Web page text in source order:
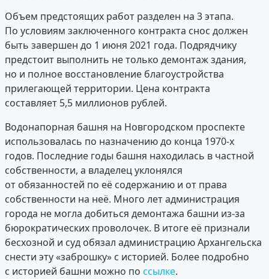
Объем предстоящих работ разделен на 3 этапа.
По условиям заключенного контракта снос должен
быть завершен до 1 июня 2021 года. Подрядчику
предстоит выполнить не только демонтаж здания,
но и полное восстановление благоустройства
прилегающей территории. Цена контракта
составляет 5,5 миллионов рублей.
Водонапорная башня на Новгородском проспекте
использовалась по назначению до конца 1970-х
годов. Последние годы башня находилась в частной
собственности, а владелец уклонялся
от обязанностей по её содержанию и от права
собственности на неё. Много лет администрация
города не могла добиться демонтажа башни из-за
бюрократических проволочек. В итоге её признали
бесхозной и суд обязал администрацию Архангельска
снести эту «заброшку» с историей. Более подробно
с историей башни можно по ссылке.